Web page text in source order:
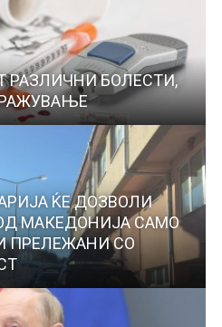
РАЗЛИЧНИ БОЛЕСТИ,
ЌЕ ДОЗВОЛИ
МАКЕДОНИЈА САМО
ПРЕЛЕЖАНИ СО